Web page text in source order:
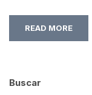
READ MORE
Buscar